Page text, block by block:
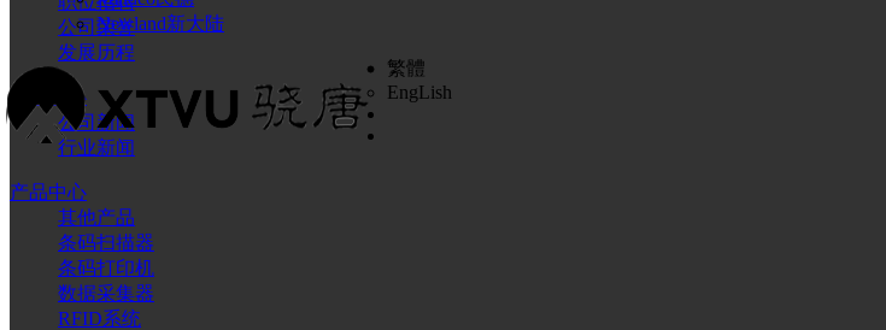
Newland新大陆
繁體
EngLish
公司荣誉
发展历程
新闻中心
公司新闻
行业新闻
产品中心
其他产品
条码扫描器
条码打印机
数据采集器
RFID系统